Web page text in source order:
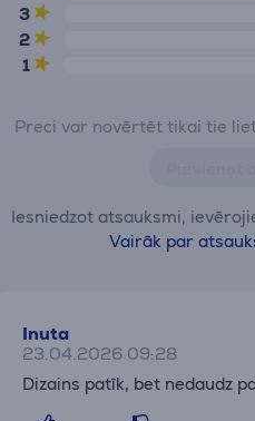
3
2
1
Preci var novērtēt tikai tie
Iesniedzot atsauksmi,
Vairāk par
Inuta
23.04.2026 09:28
Dizains patīk, bet nedaudz